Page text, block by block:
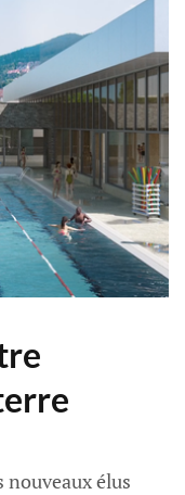
nouveaux élus